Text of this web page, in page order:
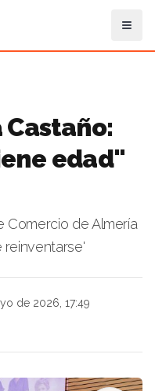
edad"
Comercio de Almería
reinventarse'
de 2026, 17:49